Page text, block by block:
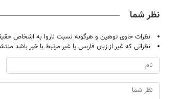
نظر شما
نظرات حاوی توهین و هرگونه نسبت ناروا به اشخاص
نظراتی که غیر از زبان فارسی یا غیر مرتبط با خبر باشد